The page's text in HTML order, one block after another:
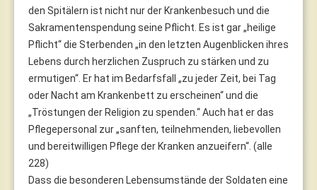
den Spitälern ist nicht nur der Krankenbesuch und die
Sakramentenspendung seine Pflicht. Es ist gar „heilige
Pflicht“ die Sterbenden „in den letzten Augenblicken ihres
Lebens durch herzlichen Zuspruch zu stärken und zu
ermutigen“. Er hat im Bedarfsfall „zu jeder Zeit, bei Tag
oder Nacht am Krankenbett zu erscheinen“ und die
„Tröstungen der Religion zu spenden.“ Auch hat er das
Pflegepersonal zur „sanften, teilnehmenden, liebevollen
und bereitwilligen Pflege der Kranken anzueifern“. (alle
228)
Dass die besonderen Lebensumstände der Soldaten eine